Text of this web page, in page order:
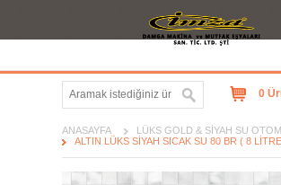
0
ANASAYFA
LÜKS GOLD & SIYAH SU
ALTIN LÜKS SIYAH SICAK SU 80 BR ( 8